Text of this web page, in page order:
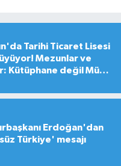
Tarihi Ticaret Lisesi
Mezunlar ve
Kütüphane değil Müze
Erdoğan'dan
Türkiye' mesajı